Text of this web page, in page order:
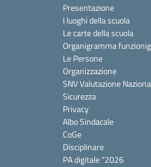
Presentazione
I luoghi della scuola
Le carte della scuola
Organigramma
Le Persone
Organizzazione
SNV Valutazione
Sicurezza
Privacy
Albo Sindacale
CoGe
Disciplinare
PA digitale "2026